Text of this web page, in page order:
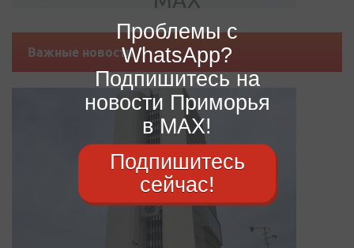
Важные новости
Проблемы с
WhatsApp?
Подпишитесь на
новости Приморья
в MAX!
Подпишитесь
сейчас!